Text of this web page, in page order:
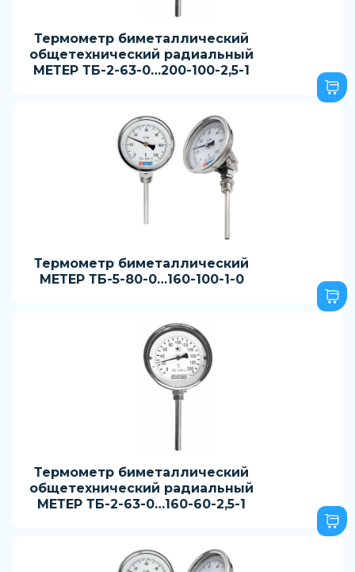
Термометр биметаллический
общетехнический радиальный
МЕТЕР ТБ-2-63-0…200-100-2,5-1
Термометр биметаллический
МЕТЕР ТБ-5-80-0…160-100-1-0
Термометр биметаллический
общетехнический радиальный
МЕТЕР ТБ-2-63-0…160-60-2,5-1